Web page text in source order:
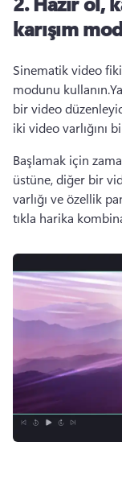
karışım
Sinematik video
modunu
bir video
iki video varlığını
Başlamak için
üstüne, diğer bir
varlığı ve özellik
tıkla harika